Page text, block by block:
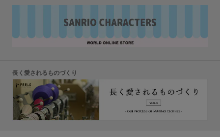
長く愛されるものづくり